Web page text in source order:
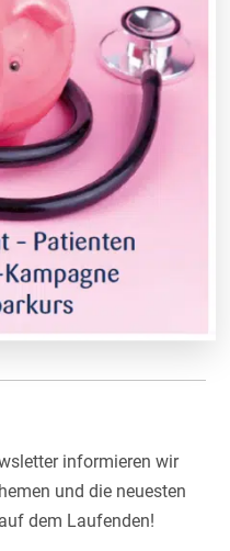
informieren wir
und die neuesten
dem Laufenden!